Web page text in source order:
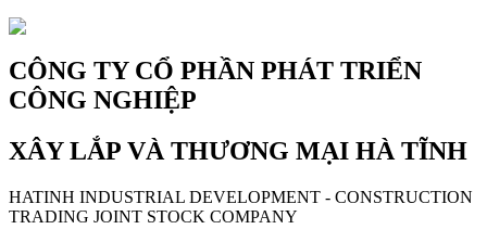
CÔNG TY CỔ PHẦN PHÁT TRIỂN
CÔNG NGHIỆP
XÂY LẮP VÀ THƯƠNG MẠI HÀ TĨNH
HATINH INDUSTRIAL DEVELOPMENT - CONSTRUCTION
TRADING JOINT STOCK COMPANY